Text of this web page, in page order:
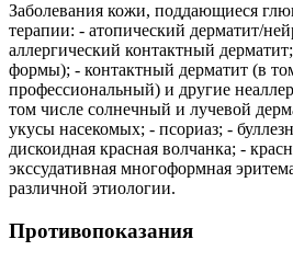
Заболевания кожи, поддающиеся
терапии: - атопический дерматит/
аллергический контактный
формы); - контактный дерматит (в
профессиональный) и другие
том числе солнечный и лучевой
укусы насекомых; - псориаз; -
дискоидная красная волчанка; -
экссудативная многоформная
различной этиологии.
Противопоказания